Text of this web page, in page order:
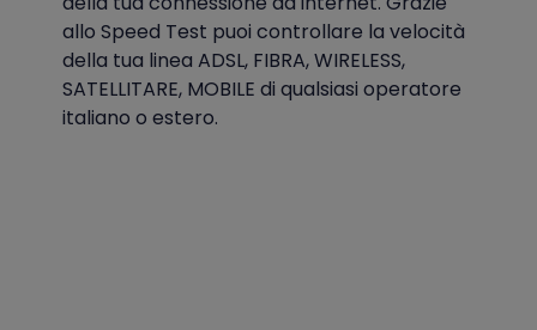
allo Speed Test puoi controllare la velocità
della tua linea ADSL, FIBRA, WIRELESS,
SATELLITARE, MOBILE di qualsiasi operatore
italiano o estero.